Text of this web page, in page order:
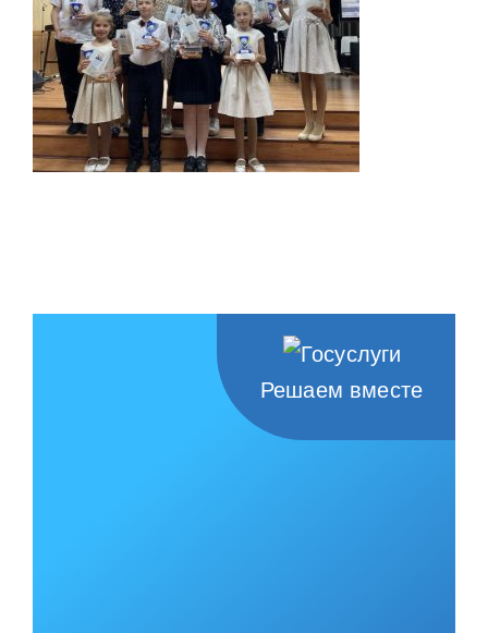
ОТЗЫВЫ
Решаем вместе